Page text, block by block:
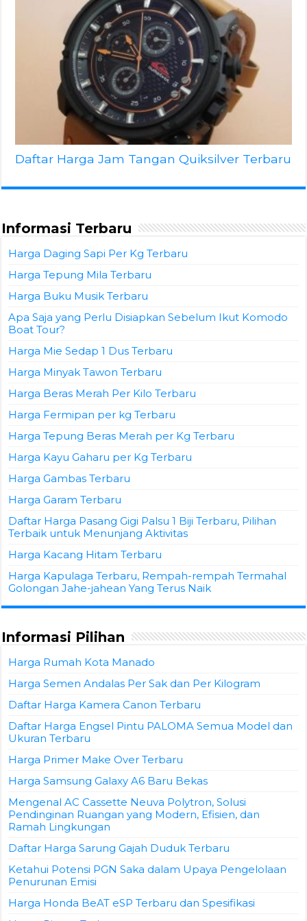
Daftar Harga Jam Tangan Quiksilver Terbaru
Informasi Terbaru
Harga Daging Sapi Per Kg Terbaru
Harga Tepung Mila Terbaru
Harga Buku Musik Terbaru
Apa Saja yang Perlu Disiapkan Sebelum Ikut Komodo
Boat Tour?
Harga Mie Sedap 1 Dus Terbaru
Harga Minyak Tawon Terbaru
Harga Beras Merah Per Kilo Terbaru
Harga Fermipan per kg Terbaru
Harga Tepung Beras Merah per Kg Terbaru
Harga Kayu Gaharu per Kg Terbaru
Harga Gambas Terbaru
Harga Garam Terbaru
Daftar Harga Pasang Gigi Palsu 1 Biji Terbaru, Pilihan
Terbaik untuk Menunjang Aktivitas
Harga Kacang Hitam Terbaru
Harga Kapulaga Terbaru, Rempah-rempah Termahal
Golongan Jahe-jahean Yang Terus Naik
Informasi Pilihan
Harga Rumah Kota Manado
Harga Semen Andalas Per Sak dan Per Kilogram
Daftar Harga Kamera Canon Terbaru
Daftar Harga Engsel Pintu PALOMA Semua Model dan
Ukuran Terbaru
Harga Primer Make Over Terbaru
Harga Samsung Galaxy A6 Baru Bekas
Mengenal AC Cassette Neuva Polytron, Solusi
Pendinginan Ruangan yang Modern, Efisien, dan
Ramah Lingkungan
Daftar Harga Sarung Gajah Duduk Terbaru
Ketahui Potensi PGN Saka dalam Upaya Pengelolaan
Penurunan Emisi
Harga Honda BeAT eSP Terbaru dan Spesifikasi